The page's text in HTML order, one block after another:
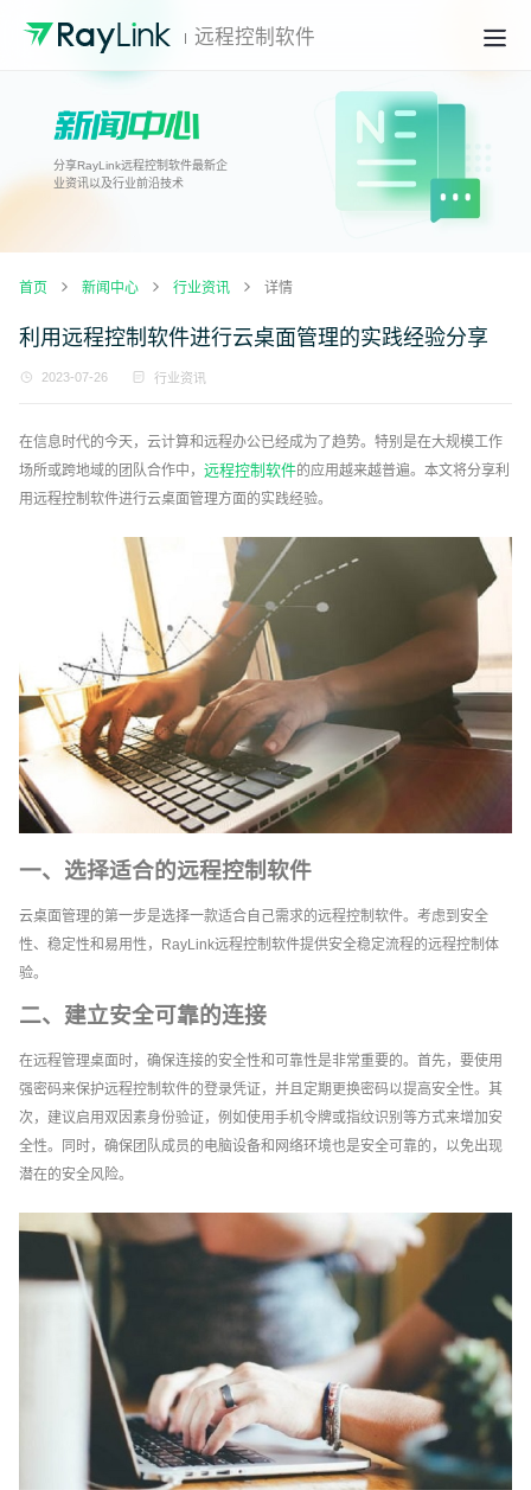
远程控制软件
分享RayLink远程控制软件最新企
业资讯以及行业前沿技术
首页 新闻中心 行业资讯 详情
利用远程控制软件进行云桌面管理的实践经验分享
2023-07-26 行业资讯
在信息时代的今天，云计算和远程办公已经成为了趋势。特别是在大规模工作
场所或跨地域的团队合作中， 远程控制软件的应用越来越普遍。本文将分享利
用远程控制软件进行云桌面管理方面的实践经验。
一、选择适合的远程控制软件
云桌面管理的第一步是选择一款适合自己需求的远程控制软件。考虑到安全
性、稳定性和易用性，RayLink远程控制软件提供安全稳定流程的远程控制体
验。
二、建立安全可靠的连接
在远程管理桌面时，确保连接的安全性和可靠性是非常重要的。首先，要使用
强密码来保护远程控制软件的登录凭证，并且定期更换密码以提高安全性。其
次，建议启用双因素身份验证，例如使用手机令牌或指纹识别等方式来增加安
全性。同时，确保团队成员的电脑设备和网络环境也是安全可靠的，以免出现
潜在的安全风险。